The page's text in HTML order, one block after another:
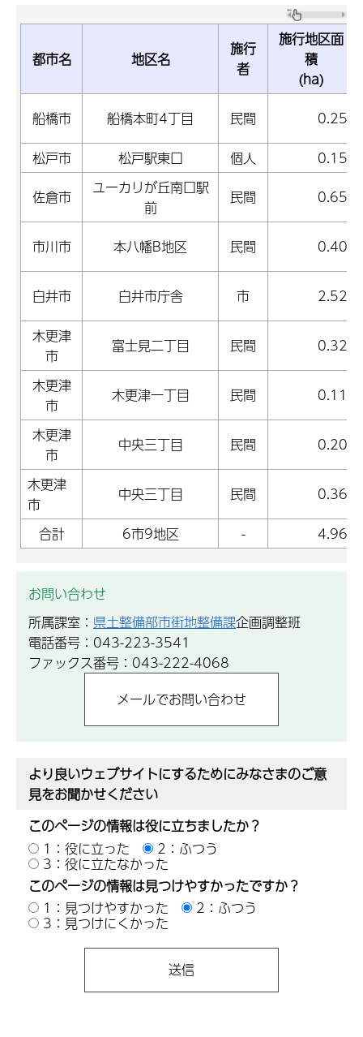
都市名 地区名
施行
者
施行地区面
積
(ha)
船橋市
船橋本町4丁目 民間 0.25
松戸市 松戸駅東口 個人 0.15
佐倉市
ユーカリが丘南口駅
前
民間 0.65
市川市 本八幡B地区 民間 0.40
白井市 白井市庁舎 市 2.52
木更津
市
富士見二丁目 民間 0.32
木更津
市
木更津一丁目 民間 0.11
木更津
市
中央三丁目 民間 0.20
木更津
市
中央三丁目 民間
0.36
合計
6市9地区 - 4.96
お問い合わせ
所属課室： 県土整備部市街地整備課企画調整班
電話番号：043-223-3541
ファックス番号：043-222-4068
より良いウェブサイトにするためにみなさまのご意
見をお聞かせください
このページの情報は役に立ちましたか？
1：役に立った
2：ふつう
3：役に立たなかった
このページの情報は見つけやすかったですか？
1：見つけやすかった
2：ふつう
3：見つけにくかった